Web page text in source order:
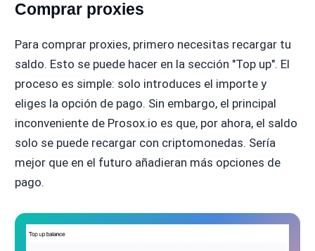
Comprar proxies
Para comprar proxies, primero necesitas recargar tu
saldo. Esto se puede hacer en la sección "Top up". El
proceso es simple: solo introduces el importe y
eliges la opción de pago. Sin embargo, el principal
inconveniente de Prosox.io es que, por ahora, el saldo
solo se puede recargar con criptomonedas. Sería
mejor que en el futuro añadieran más opciones de
pago.